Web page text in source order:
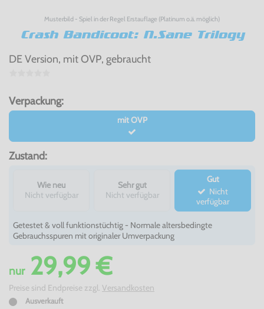
Musterbild - Spiel in der Regel Erstauflage (Platinum o.ä. möglich)
Crash Bandicoot: N.Sane Trilogy
DE Version, mit OVP, gebraucht
Verpackung:
mit OVP
Zustand:
Wie neu
Nicht verfügbar
Sehr gut
Nicht verfügbar
Gut
verfügbar
Getestet & voll funktionstüchtig - Normale altersbedingte
Gebrauchsspuren mit originaler Umverpackung
nur29,99 €
Preise sind Endpreise zzgl. Versandkosten
Ausverkauft